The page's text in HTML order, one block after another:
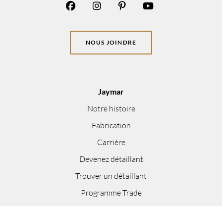
NOUS JOINDRE
Jaymar
Notre histoire
Fabrication
Carrière
Devenez détaillant
Trouver un détaillant
Programme Trade